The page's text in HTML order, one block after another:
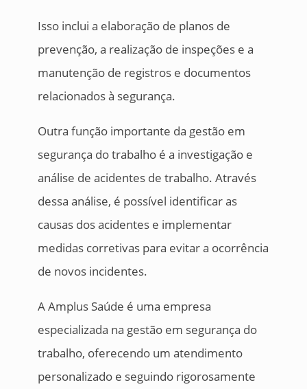
Isso inclui a elaboração de planos de
prevenção, a realização de inspeções e a
manutenção de registros e documentos
relacionados à segurança.
Outra função importante da gestão em
segurança do trabalho é a investigação e
análise de acidentes de trabalho. Através
dessa análise, é possível identificar as
causas dos acidentes e implementar
medidas corretivas para evitar a ocorrência
de novos incidentes.
A Amplus Saúde é uma empresa
especializada na gestão em segurança do
trabalho, oferecendo um atendimento
personalizado e seguindo rigorosamente